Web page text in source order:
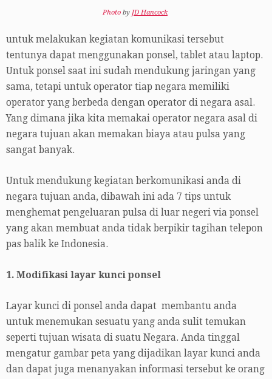
Photo by JD Hancock
untuk melakukan kegiatan komunikasi tersebut
tentunya dapat menggunakan ponsel, tablet atau laptop.
Untuk ponsel saat ini sudah mendukung jaringan yang
sama, tetapi untuk operator tiap negara memiliki
operator yang berbeda dengan operator di negara asal.
Yang dimana jika kita memakai operator negara asal di
negara tujuan akan memakan biaya atau pulsa yang
sangat banyak.
Untuk mendukung kegiatan berkomunikasi anda di
negara tujuan anda, dibawah ini ada 7 tips untuk
menghemat pengeluaran pulsa di luar negeri via ponsel
yang akan membuat anda tidak berpikir tagihan telepon
pas balik ke Indonesia.
1. Modifikasi layar kunci ponsel
Layar kunci di ponsel anda dapat membantu anda
untuk menemukan sesuatu yang anda sulit temukan
seperti tujuan wisata di suatu Negara. Anda tinggal
mengatur gambar peta yang dijadikan layar kunci anda
dan dapat juga menanyakan informasi tersebut ke orang